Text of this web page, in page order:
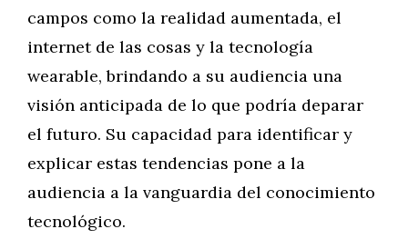
campos como la realidad aumentada, el
internet de las cosas y la tecnología
wearable, brindando a su audiencia una
visión anticipada de lo que podría deparar
el futuro. Su capacidad para identificar y
explicar estas tendencias pone a la
audiencia a la vanguardia del conocimiento
tecnológico.